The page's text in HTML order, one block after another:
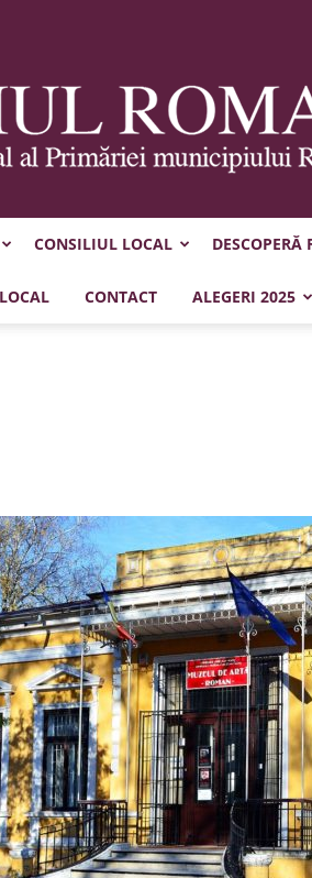
Municipiul
CONSILIUL LOCAL
CONTACT ALEGERI 2025